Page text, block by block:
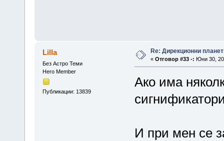
Lilla
Без Астро Теми
Hero Member
Публикации: 13839
Re: Дирекционни
« Отговор #33 -: Юни 30,
Ако има
И при мен се